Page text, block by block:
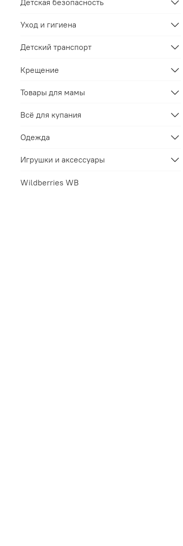
Детская безопасность
Уход и гигиена
Детский транспорт
Крещение
Товары для мамы
Всё для купания
Одежда
Игрушки и аксессуары
Wildberries WB